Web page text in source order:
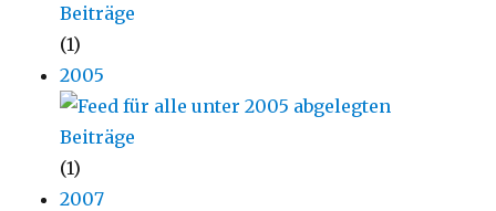
(1)
2005
(1)
2007